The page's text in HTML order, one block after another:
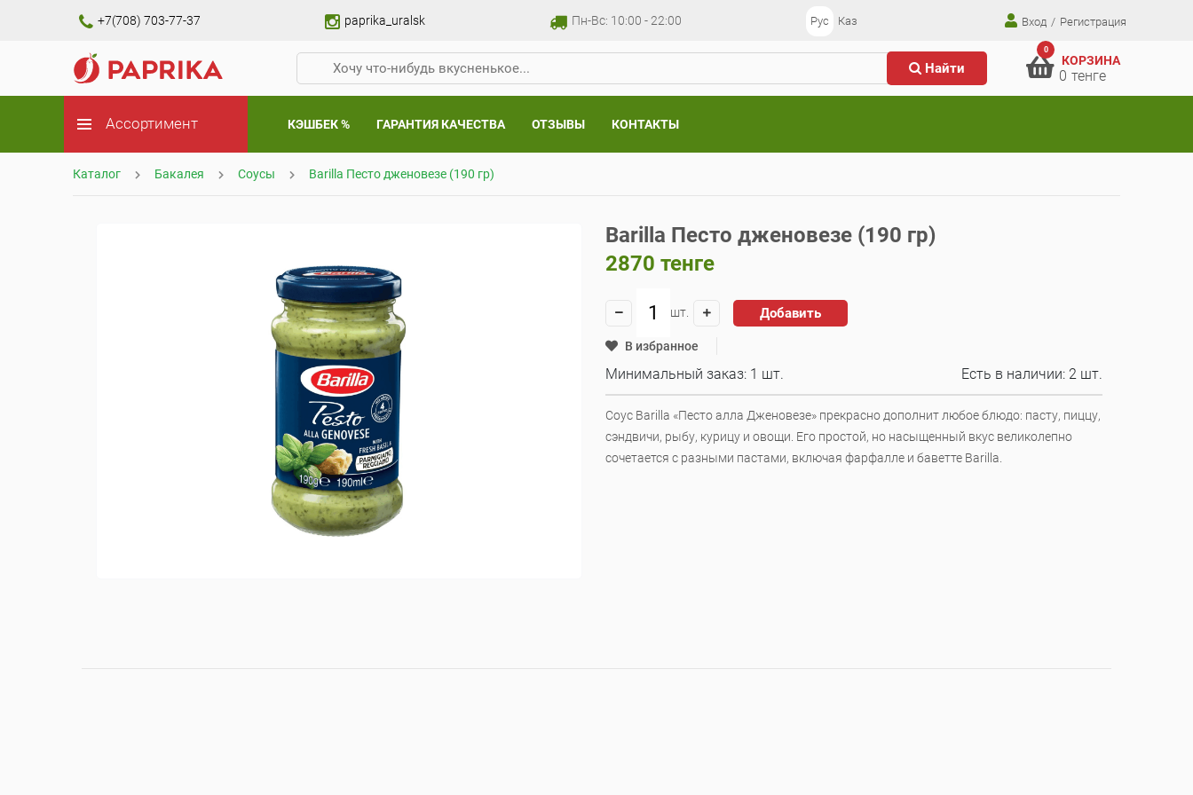
+7(708) 703-77-37 paprika_uralsk Пн-Вс: 10:00 - 22:00 Рус Каз Вход / Регистрация
Найти
0
КОРЗИНА
0 тенге
Ассортимент КЭШБЕК % ГАРАНТИЯ КАЧЕСТВА ОТЗЫВЫ КОНТАКТЫ
Каталог Бакалея Соусы Barilla Песто дженовезе (190 гр)
Barilla Песто дженовезе (190 гр)
2870 тенге
шт. Добавить
В избранное
Минимальный заказ: 1 шт. Есть в наличии: 2 шт.
Соус Barilla «Песто алла Дженовезе» прекрасно дополнит любое блюдо: пасту, пиццу,
сэндвичи, рыбу, курицу и овощи. Его простой, но насыщенный вкус великолепно
сочетается с разными пастами, включая фарфалле и баветте Barilla.